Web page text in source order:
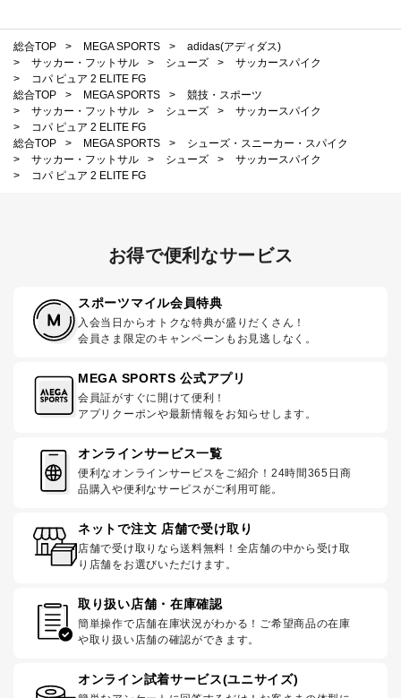
総合TOP > MEGA SPORTS >
adidas(アディダス)
>
サッカー・フットサル > シューズ >
サッカースパイク
>
コパ ピュア 2 ELITE FG
総合TOP
> MEGA SPORTS >
競技・スポーツ
>
サッカー・フットサル > シューズ >
サッカースパイク
>
コパ ピュア 2 ELITE FG
総合TOP
> MEGA SPORTS >
シューズ・スニーカー・スパイク
>
サッカー・フットサル > シューズ >
サッカースパイク
>
コパ ピュア 2 ELITE FG
お得で便利なサービス
スポーツマイル会員特典
入会当日からオトクな特典が盛りだくさん！
会員さま限定のキャンペーンもお見逃しなく。
MEGA SPORTS 公式アプリ
会員証がすぐに開けて便利！
アプリクーポンや最新情報をお知らせします。
オンラインサービス一覧
便利なオンラインサービスをご紹介！24時間365日商
品購入や便利なサービスがご利用可能。
ネットで注文 店舗で受け取り
店舗で受け取りなら送料無料！全店舗の中から受け取
り店舗をお選びいただけます。
取り扱い店舗・在庫確認
簡単操作で店舗在庫状況がわかる！ご希望商品の在庫
や取り扱い店舗の確認ができます。
オンライン試着サービス(ユニサイズ)